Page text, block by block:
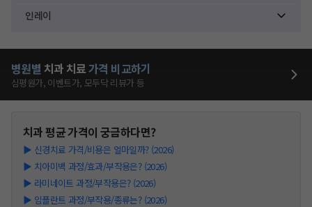
인레이
병원별 치과 치료가격 비교하기
심평원가, 이벤트가, 모두닥 리뷰가 등
치과평균 가격이 궁금하다면?
▶ 신경치료 가격/비용은 얼마일까? (2026)
▶ 치아미백 과정/효과/부작용은? (2026)
▶ 라미네이트 과정/부작용은? (2026)
▶ 임플란트 과정/부작용/종류는? (2026)